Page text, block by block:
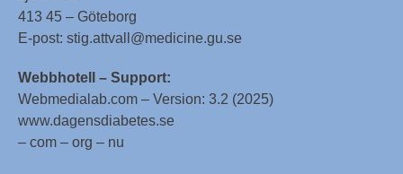
413 45 – Göteborg
E-post: stig.attvall@medicine.gu.se
Webbhotell – Support:
Webmedialab.com – Version: 3.2 (2025)
www.dagensdiabetes.se
– com – org – nu